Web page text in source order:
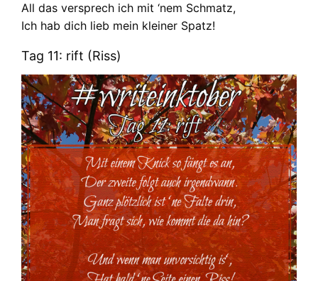
All das versprech ich mit ‘nem Schmatz,
Ich hab dich lieb mein kleiner Spatz!
Tag 11: rift (Riss)